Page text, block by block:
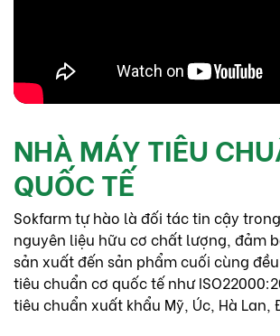
NHÀ MÁY TIÊU
QUỐC TẾ
Sokfarm tự hào là đối tác tin cậy
nguyên liệu hữu cơ chất lượng, đảm
sản xuất đến sản phẩm cuối cùng
tiêu chuẩn cơ quốc tế như
tiêu chuẩn xuất khẩu Mỹ, Úc, Hà Lan,